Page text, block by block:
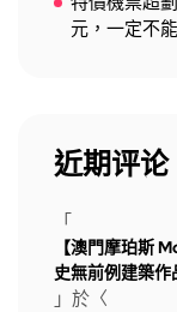
元，一定不
近期评论
「
【澳門摩珀斯
史無前例建築
」於〈